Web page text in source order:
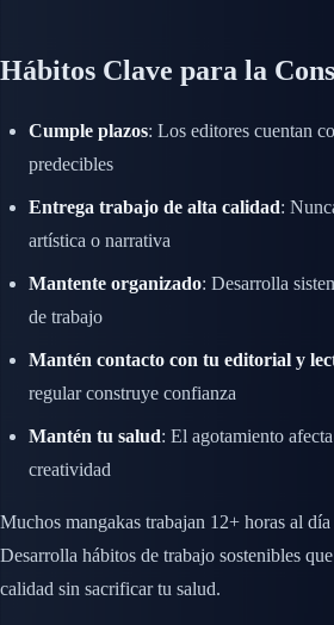
Hábitos Clave para la
Cumple plazos: Los editores cuentan
predecibles
Entrega trabajo de alta calidad:
artística o narrativa
Mantente organizado: Desarrolla
de trabajo
Mantén contacto con tu editorial y
regular construye confianza
Mantén tu salud: El agotamiento
creatividad
Muchos mangakas trabajan 12+ horas al
Desarrolla hábitos de trabajo sostenibles
calidad sin sacrificar tu salud.